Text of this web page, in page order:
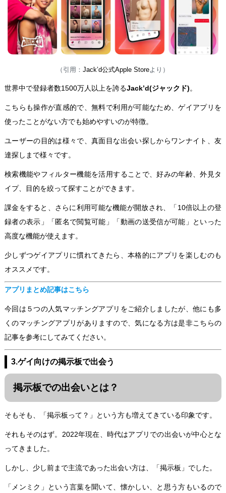
（引用：Jack’d公式Apple Storeより）
世界中で登録者数1500万人以上を誇るJack’d(ジャックド)。
こちらも操作が直感的で、無料で利用が可能なため、ゲイアプリを
使ったことがない方でも始めやすいのが特徴。
ユーザーの目的は様々で、真面目な出会い探しからワンナイト、友
達探しまで様々です。
検索機能やフィルター機能を活用することで、好みの年齢、外見タ
イプ、目的を絞って探すことができます。
課金をすると、さらに利用可能な機能が開放され、「10倍以上の登
録者の表示」「匿名で閲覧可能」「動画の送受信が可能」といった
高度な機能が使えます。
少しずつゲイアプリに慣れてきたら、本格的にアプリを楽しむのも
オススメです。
アプリまとめ記事はこちら
今回は５つの人気マッチングアプリをご紹介しましたが、他にも多
くのマッチングアプリがありますので、気になる方は是非こちらの
記事を参考にしてみてください。
3.ゲイ向けの掲示板で出会う
掲示板での出会いとは？
そもそも、「掲示板って？」という方も増えてきている印象です。
それもそのはず。2022年現在、時代はアプリでの出会いが中心とな
ってきました。
しかし、少し前まで主流であった出会い方は、「掲示板」でした。
「メンミク」という言葉を聞いて、懐かしい、と思う方もいるので